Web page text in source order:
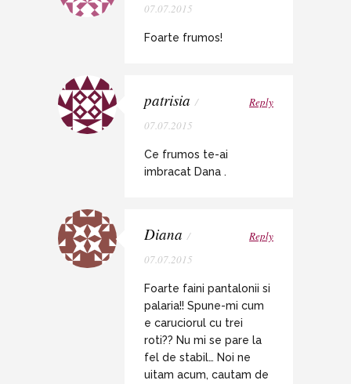
07.07.2015
Foarte frumos!
patrisia /
07.07.2015
Reply
Ce frumos te-ai
imbracat Dana .
Diana /
07.07.2015
Reply
Foarte faini pantalonii si
palaria!! Spune-mi cum
e caruciorul cu trei
roti?? Nu mi se pare la
fel de stabil… Noi ne
uitam acum, cautam de